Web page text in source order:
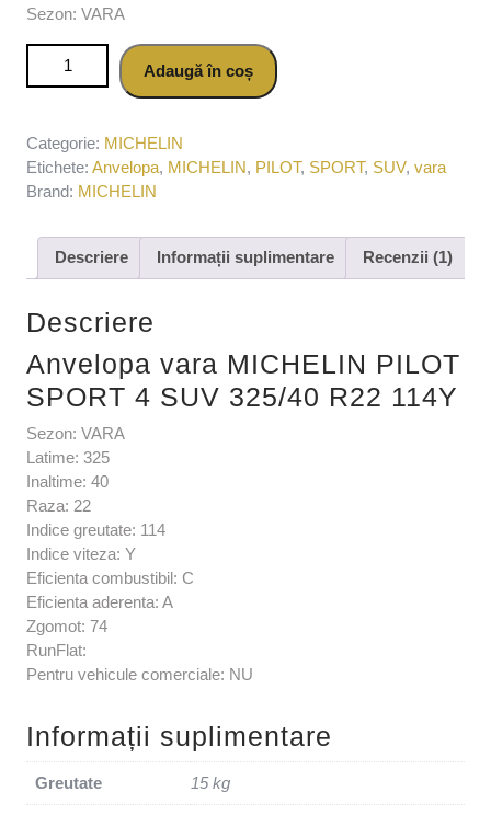
Sezon: VARA
Cantitate Anvelopa vara MICHELIN PILOT SPORT 4 SUV
325/40 R22 114YAdaugă în coș
Categorie: MICHELIN
Etichete: Anvelopa, MICHELIN, PILOT, SPORT, SUV, vara
Brand: MICHELIN
Descriere Informații suplimentare Recenzii (1)
Descriere
Anvelopa vara MICHELIN PILOT
SPORT 4 SUV 325/40 R22 114Y
Sezon: VARA
Latime: 325
Inaltime: 40
Raza: 22
Indice greutate: 114
Indice viteza: Y
Eficienta combustibil: C
Eficienta aderenta: A
Zgomot: 74
RunFlat:
Pentru vehicule comerciale: NU
Informații suplimentare
Greutate 15 kg